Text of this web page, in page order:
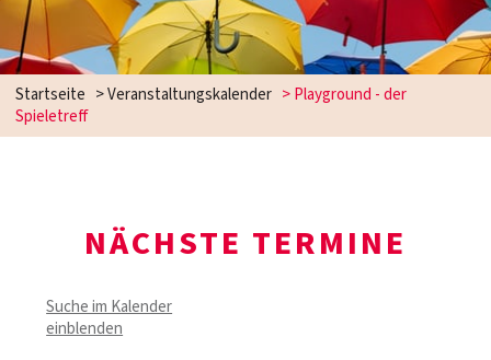
Startseite > Veranstaltungskalender > Playground - der
Spieletreff
NÄCHSTE TERMINE
Suche im Kalender
einblenden